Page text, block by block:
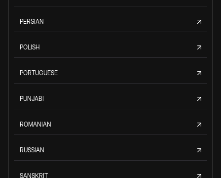
PERSIAN
POLISH
PORTUGUESE
PUNJABI
ROMANIAN
RUSSIAN
SANSKRIT